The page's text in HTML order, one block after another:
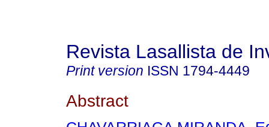
Revista Lasallista de
Print version ISSN 1794-4449
Abstract